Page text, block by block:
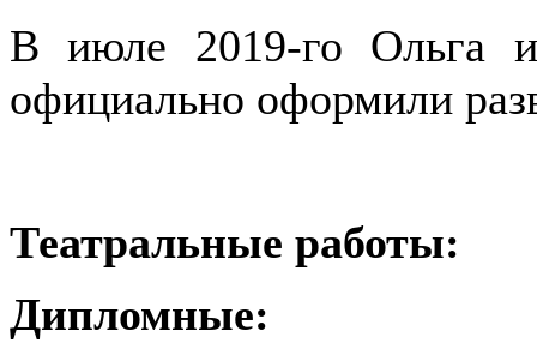
В июле 2019-го Ольга и
официально оформили
Театральные работы:
Дипломные: